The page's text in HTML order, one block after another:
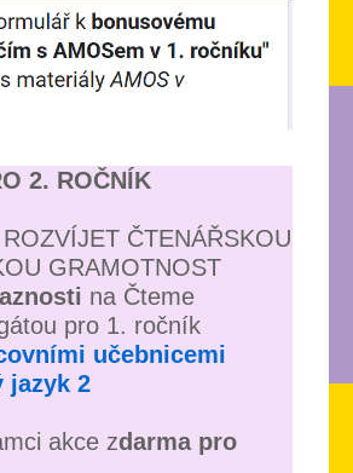
2. ROČNÍK
ČTENÁŘSKOU
GRAMOTNOST
na Čteme
pro 1. ročník
učebnicemi
jazyk 2
akce zdarma pro